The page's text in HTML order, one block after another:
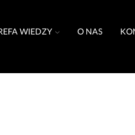
WIEDZY O NAS